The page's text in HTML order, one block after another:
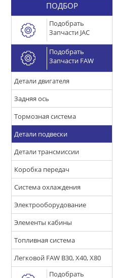
ПОДБОР
Подобрать
Запчасти JAC
Подобрать
Запчасти FAW
Детали двигателя
Задняя ось
Тормозная система
Детали подвески
Детали трансмиссии
Коробка передач
Система охлаждения
Электрооборудование
Элементы кабины
Топливная система
Легковой FAW B30, X40, X80
Подобрать